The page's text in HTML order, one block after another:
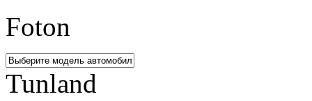
Foton
Tunland